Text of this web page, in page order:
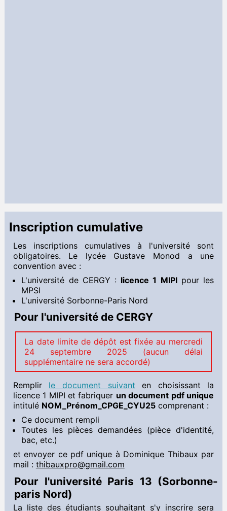
Inscription cumulative
Les inscriptions cumulatives à l'université sont
obligatoires. Le lycée Gustave Monod a une
convention avec :
L'université de CERGY : licence 1 MIPIpour les
MPSI
L'université Sorbonne-Paris Nord
Pour l'université de CERGY
La date limite de dépôt est fixée au mercredi
24 septembre 2025 (aucun délai
supplémentaire ne sera accordé)
Remplir le document suivant en choisissant la
licence 1 MIPI et fabriquer un document pdf unique
intitulé NOM_Prénom_CPGE_CYU25comprenant :
Ce document rempli
Toutes les pièces demandées (pièce d'identité,
bac, etc.)
et envoyer ce pdf unique à Dominique Thibaux par
mail : thibauxpro@gmail.com
Pour l'université Paris 13 (Sorbonne-
paris Nord)
La liste des étudiants souhaitant s'y inscrire sera